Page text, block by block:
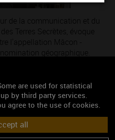
de la communication et du
Terres Secrètes, évoque
l'appellation Mâcon -
géographique.
are used for statistical
by third party services.
agree to the use of cookies.
all